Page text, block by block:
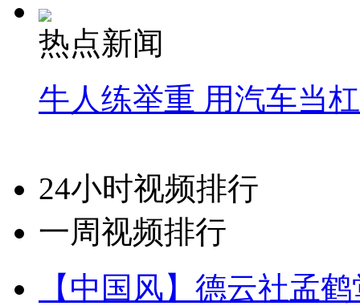
热点新闻
牛人练举重 用汽车当
24小时视频排行
一周视频排行
【中国风】德云社孟